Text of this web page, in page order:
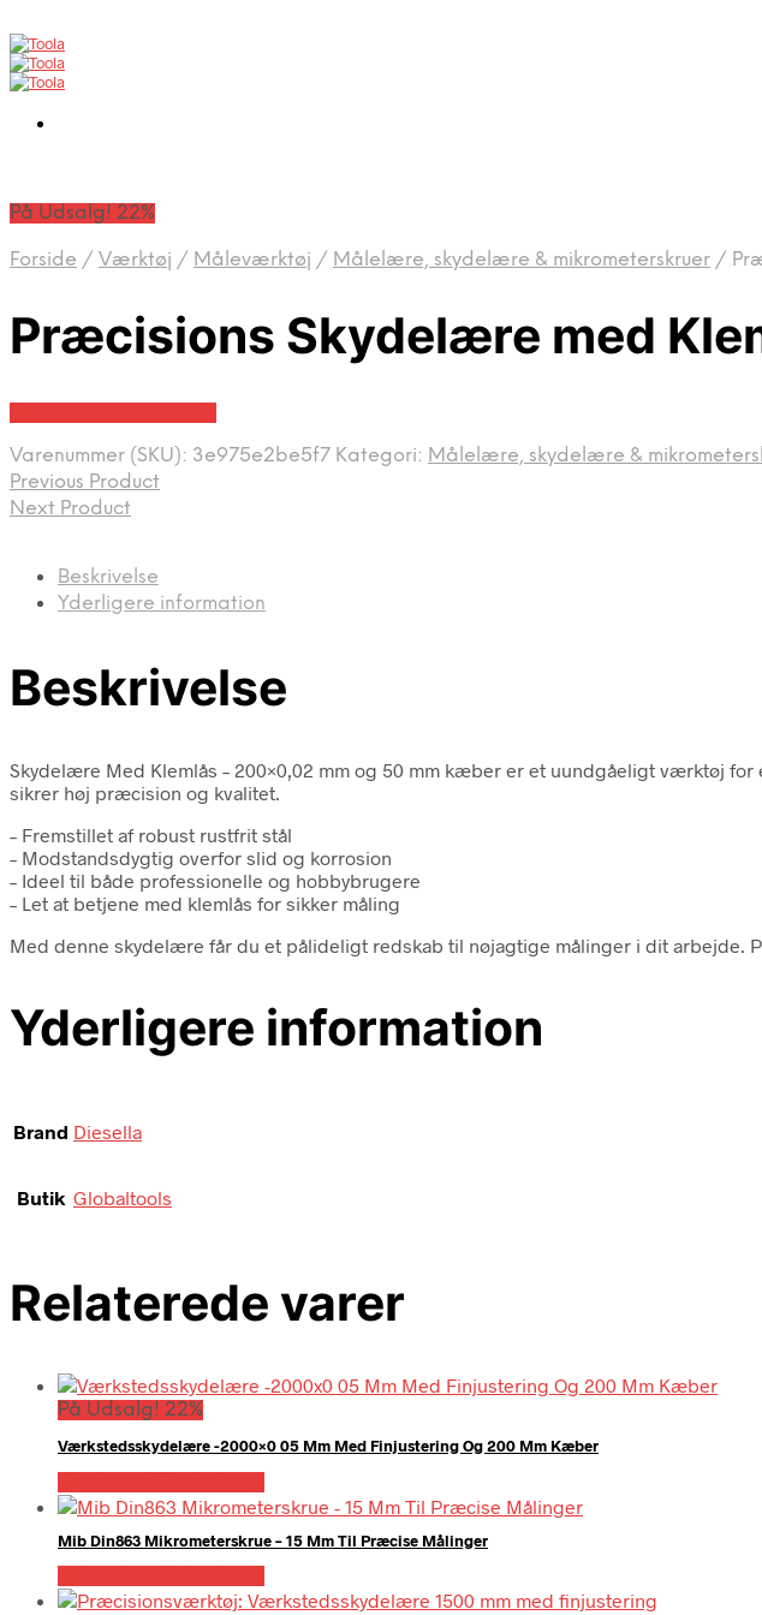
På Udsalg! 22%
Forside / Værktøj / Måleværktøj / Målelære, skydelære & mikrometerskruer /
Præcisions Skydelære med
Varenummer (SKU): 3e975e2be5f7 Kategori: Målelære, skydelære &
Previous Product
Next Product
Beskrivelse
Yderligere information
Beskrivelse
Skydelære Med Klemlås – 200×0,02 mm og 50 mm kæber er et uundgåeligt værktøj
sikrer høj præcision og kvalitet.
– Fremstillet af robust rustfrit stål
– Modstandsdygtig overfor slid og korrosion
– Ideel til både professionelle og hobbybrugere
– Let at betjene med klemlås for sikker måling
Med denne skydelære får du et pålideligt redskab til nøjagtige målinger i dit arbejde.
Yderligere information
Brand Diesella
Butik Globaltools
Relaterede varer
På Udsalg! 22%
Værkstedsskydelære -2000×0 05 Mm Med Finjustering Og 200 Mm Kæber
Mib Din863 Mikrometerskrue – 15 Mm Til Præcise Målinger